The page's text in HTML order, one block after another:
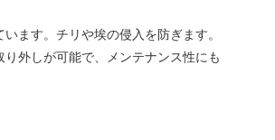
ます。チリや埃の侵入を防ぎます。
外しが可能で、メンテナンス性にも